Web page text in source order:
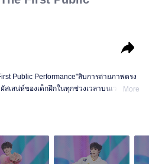
Public Performance"สิบการถ่ายภาพตรง
เสน่ห์ของเด็กฝึกในทุกช่วงเวลาบนเวที!โอเค
More